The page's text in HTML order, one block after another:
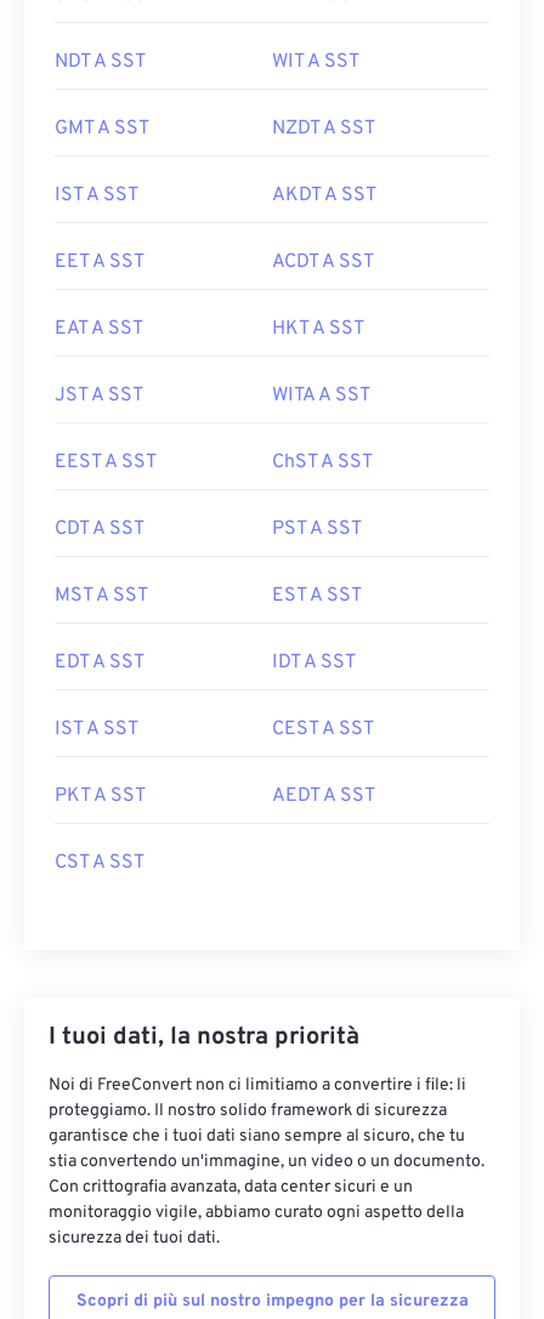
NDT A SST WIT A SST
GMT A SST NZDT A SST
IST A SST AKDT A SST
EET A SST ACDT A SST
EAT A SST HKT A SST
JST A SST WITA A SST
EEST A SST ChST A SST
CDT A SST PST A SST
MST A SST EST A SST
EDT A SST IDT A SST
IST A SST CEST A SST
PKT A SST AEDT A SST
CST A SST
I tuoi dati, la nostra priorità
Noi di FreeConvert non ci limitiamo a convertire i file: li
proteggiamo. Il nostro solido framework di sicurezza
garantisce che i tuoi dati siano sempre al sicuro, che tu
stia convertendo un'immagine, un video o un documento.
Con crittografia avanzata, data center sicuri e un
monitoraggio vigile, abbiamo curato ogni aspetto della
sicurezza dei tuoi dati.
Scopri di più sul nostro impegno per la sicurezza